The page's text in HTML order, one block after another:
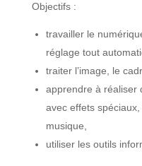
Objectifs :
travailler le
réglage tout
traiter l’image, le
apprendre à réaliser
avec effets
musique,
utiliser les outils